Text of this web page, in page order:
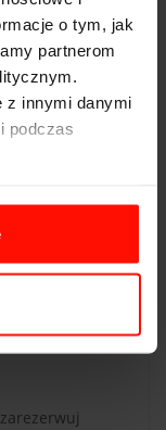
o tym, jak
partnerom
z innymi danymi
podczas
Voucher
ważność co